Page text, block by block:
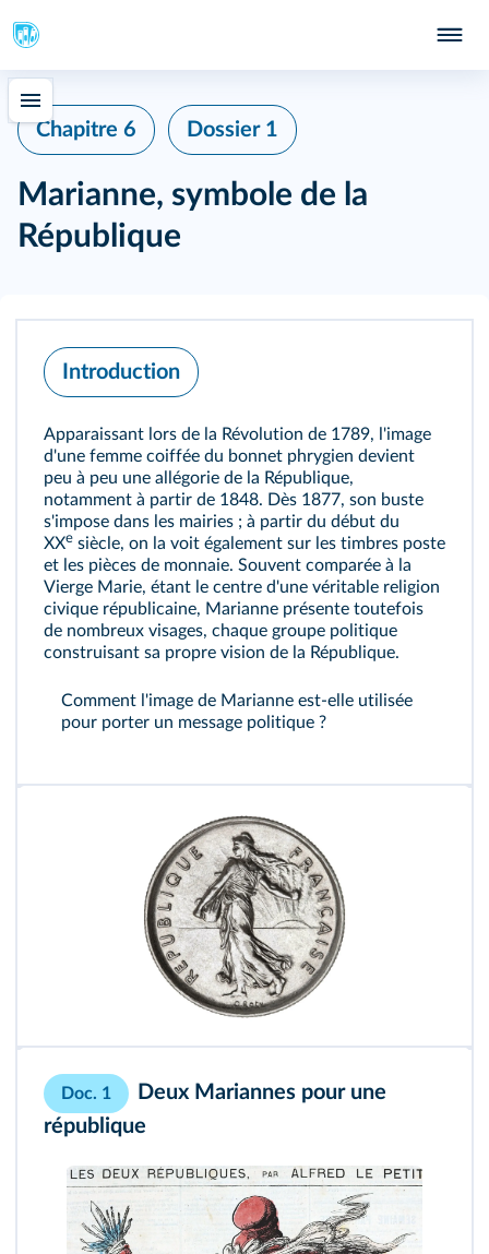
Chapitre 6 Dossier 1
Marianne, symbole de la
République
Introduction
Apparaissant lors de la Révolution de 1789, l'image
d'une femme coiffée du bonnet phrygien devient
peu à peu une allégorie de la République,
notamment à partir de 1848. Dès 1877, son buste
s'impose dans les mairies ; à partir du début du
XXe siècle, on la voit également sur les timbres poste
et les pièces de monnaie. Souvent comparée à la
Vierge Marie, étant le centre d'une véritable religion
civique républicaine, Marianne présente toutefois
de nombreux visages, chaque groupe politique
construisant sa propre vision de la République.
Comment l'image de Marianne est‑elle utilisée
pour porter un message politique ?
Doc. 1
Deux Mariannes pour une
république